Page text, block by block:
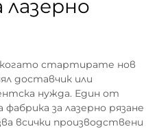
стартирате нов
доставчик или
нужда. Един от
за лазерно рязане
всички производствени